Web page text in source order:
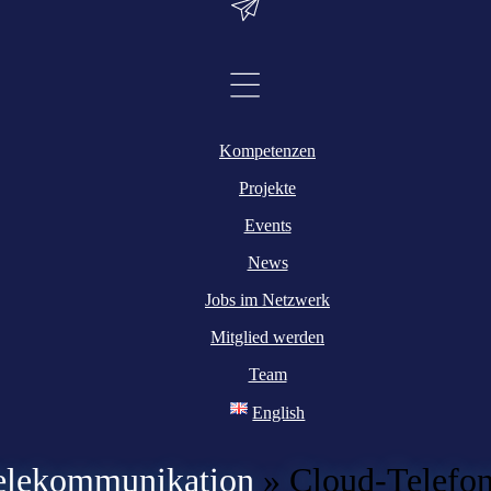
Kompetenzen
Projekte
Events
News
Jobs im Netzwerk
Mitglied werden
Team
English
» Cloud-